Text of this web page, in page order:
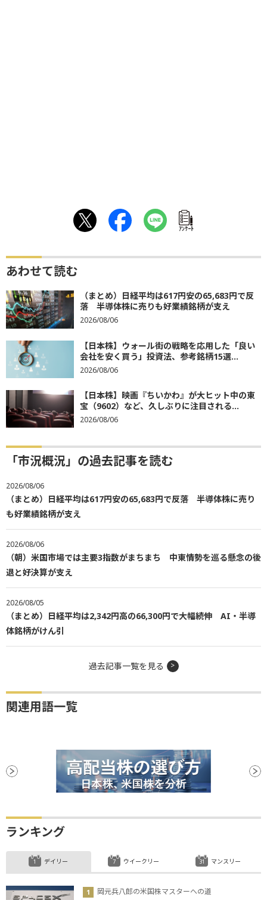
ｱﾝｹｰﾄ
あわせて読む
（まとめ）日経平均は617円安の65,683円で反
落 半導体株に売りも好業績銘柄が支え
2026/08/06
【日本株】ウォール街の戦略を応用した「良い
会社を安く買う」投資法、参考銘柄15選...
2026/08/06
【日本株】映画『ちいかわ』が大ヒット中の東
宝（9602）など、久しぶりに注目される...
2026/08/06
「市況概況」の過去記事を読む
2026/08/06
（まとめ）日経平均は617円安の65,683円で反落 半導体株に売り
も好業績銘柄が支え
2026/08/06
（朝）米国市場では主要3指数がまちまち 中東情勢を巡る懸念の後
退と好決算が支え
2026/08/05
（まとめ）日経平均は2,342円高の66,300円で大幅続伸 AI・半導
体銘柄がけん引
過去記事一覧を見る
関連用語一覧
ランキング
デイリー
岡元兵八郎の米国株マスターへの道
ウイークリー マンスリー